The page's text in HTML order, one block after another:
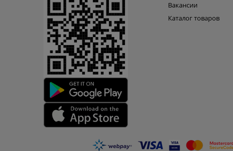
Вакансии
Каталог товаров